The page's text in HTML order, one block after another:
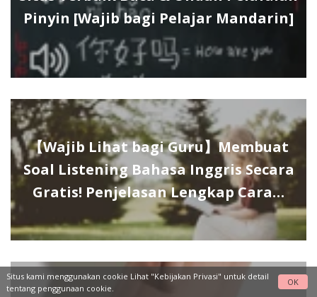
Pinyin [Wajib bagi Pelajar Mandarin]
【Wajib Lihat bagi Guru】Membuat
Soal Listening Bahasa Inggris Secara
Gratis! Penjelasan Lengkap Cara…
Situs kami menggunakan cookie Lihat "Kebijakan Privasi" untuk detail
tentang penggunaan cookie.
OK